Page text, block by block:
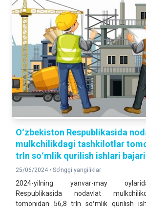
Oʻzbekiston Respublikasida
mulkchilikdagi tashkilotlar
trln soʻmlik qurilish ishlari
25/06/2024 • So'nggi yangiliklar
2024-yilning yanvar-may
Respublikasida nodavlat
tomonidan 56,8 trln soʻmlik qurilish